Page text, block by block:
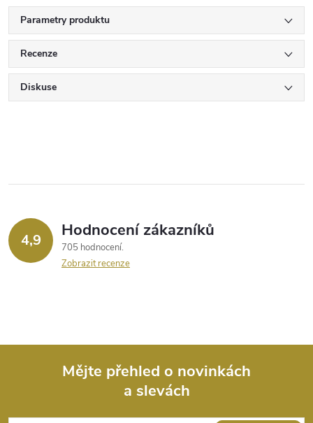
Parametry produktu
Recenze
Diskuse
4,9 Hodnocení zákazníků
705 hodnocení
Zobrazit recenze
Mějte přehled o novinkách
a slevách